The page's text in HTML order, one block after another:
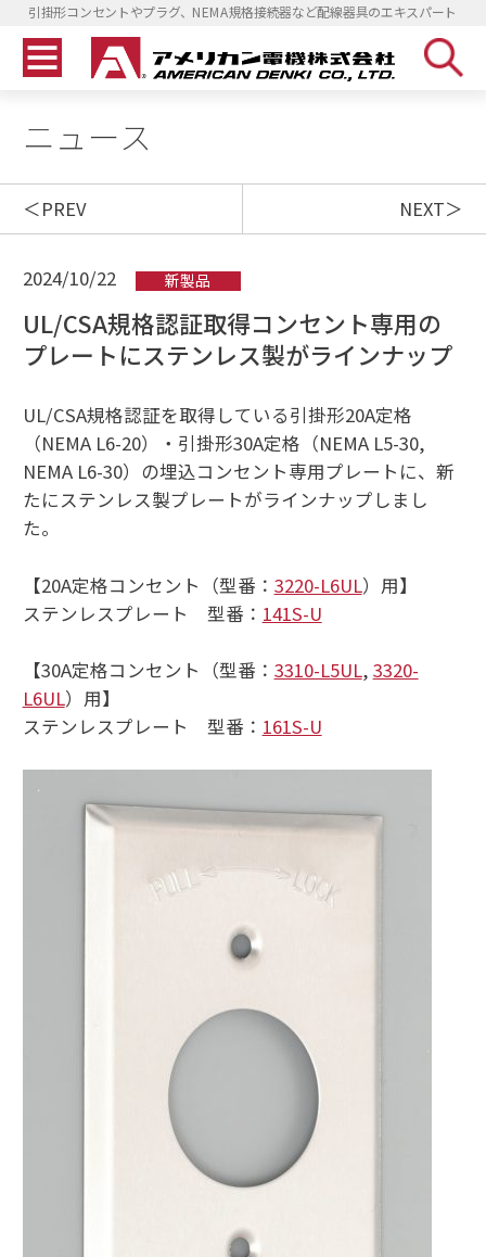
引掛形コンセントやプラグ、NEMA規格接続器など配線器具のエキスパート
ニュース
PREV NEXT
2024/10/22 新製品
UL/CSA規格認証取得コンセント専用の
プレートにステンレス製がラインナップ
UL/CSA規格認証を取得している引掛形20A定格
（NEMA L6-20）・引掛形30A定格（NEMA L5-30,
NEMA L6-30）の埋込コンセント専用プレートに、新
たにステンレス製プレートがラインナップしまし
た。
【20A定格コンセント（型番： 3220-L6UL）用】
ステンレスプレート 型番： 141S-U
【30A定格コンセント（型番： 3310-L5UL, 3320-
L6UL）用】
ステンレスプレート 型番： 161S-U